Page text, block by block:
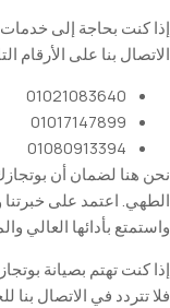
إذا كنت بحاجة إلى
الاتصال بنا على الأرقام
01021083640
01017147899
01080913394
نحن هنا لضمان أن
الطهي. اعتمد على خبرتنا
واستمتع بأدائها العالي
إذاكنتتهتم بصيانة بوتجاز
فلا تتردد في الاتصال